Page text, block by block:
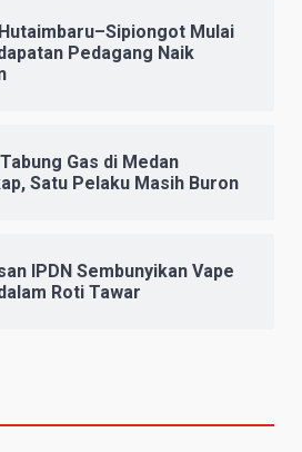
Mulai
Pedagang Naik
Gas di Medan
Satu Pelaku Masih Buron
IPDN Sembunyikan Vape
Roti Tawar